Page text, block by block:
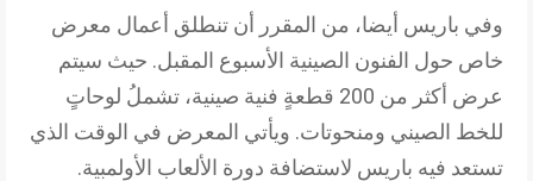
وفي باريس أيضا، من المقرر أن تنطلق أعمال معرض
خاص حول الفنون الصينية الأسبوع المقبل. حيث سيتم
عرض أكثر من 200 قطعةٍ فنية صينية، تشملُ لوحاتٍ
للخط الصيني ومنحوتات. ويأتي المعرض في الوقت الذي
تستعد فيه باريس لاستضافة دورة الألعاب الأولمبية.